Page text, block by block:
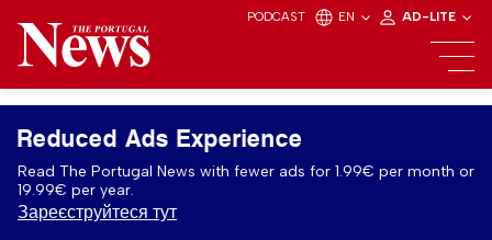
PODCAST EN AD-LITE
Reduced Ads Experience
Read The Portugal News with fewer ads for 1.99€ per month or
19.99€ per year.
Зареєструйтеся тут